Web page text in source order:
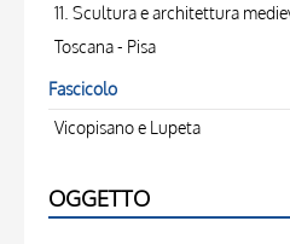
11. Scultura e architettura
Toscana - Pisa
Fascicolo
Vicopisano e Lupeta
OGGETTO